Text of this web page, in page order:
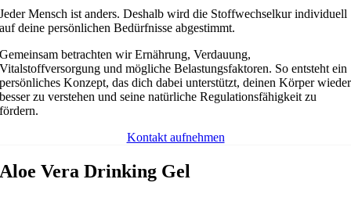
Jeder Mensch ist anders. Deshalb wird die Stoffwechselkur individuell
auf deine persönlichen Bedürfnisse abgestimmt.
Gemeinsam betrachten wir Ernährung, Verdauung,
Vitalstoffversorgung und mögliche Belastungsfaktoren. So entsteht ein
persönliches Konzept, das dich dabei unterstützt, deinen Körper wieder
besser zu verstehen und seine natürliche Regulationsfähigkeit zu
fördern.
Kontakt aufnehmen
Aloe Vera Drinking Gel